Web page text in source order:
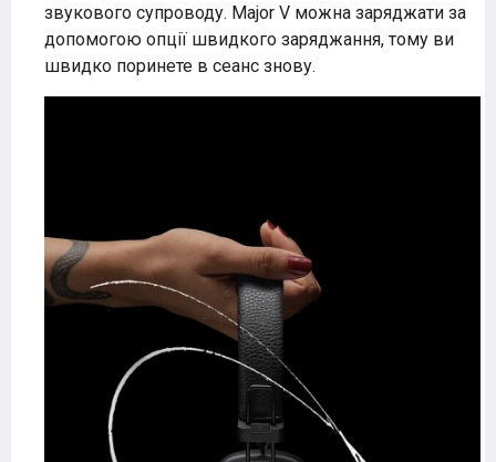
звукового супроводу. Major V можна заряджати за
допомогою опції швидкого заряджання, тому ви
швидко поринете в сеанс знову.